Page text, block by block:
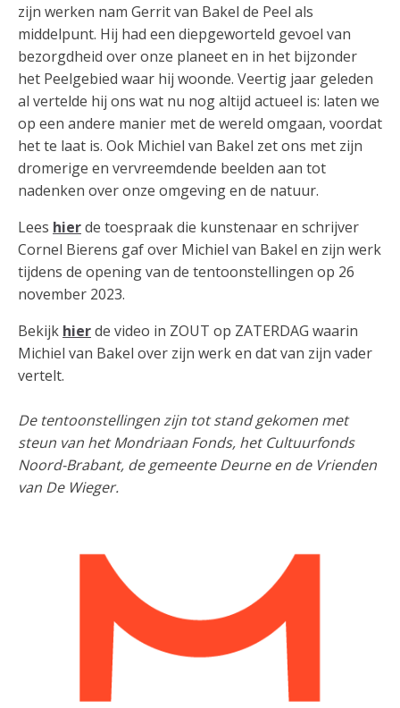
zijn werken nam Gerrit van Bakel de Peel als
middelpunt. Hij had een diepgeworteld gevoel van
bezorgdheid over onze planeet en in het bijzonder
het Peelgebied waar hij woonde. Veertig jaar geleden
al vertelde hij ons wat nu nog altijd actueel is: laten we
op een andere manier met de wereld omgaan, voordat
het te laat is. Ook Michiel van Bakel zet ons met zijn
dromerige en vervreemdende beelden aan tot
nadenken over onze omgeving en de natuur.
Lees hierde toespraak die kunstenaar en schrijver
Cornel Bierens gaf over Michiel van Bakel en zijn werk
tijdens de opening van de tentoonstellingen op 26
november 2023.
Bekijk hierde video in ZOUT op ZATERDAG waarin
Michiel van Bakel over zijn werk en dat van zijn vader
vertelt.
De tentoonstellingen zijn tot stand gekomen met
steun van het Mondriaan Fonds, het Cultuurfonds
Noord-Brabant, de gemeente Deurne en de Vrienden
van De Wieger.